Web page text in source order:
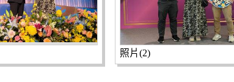
照片(2)